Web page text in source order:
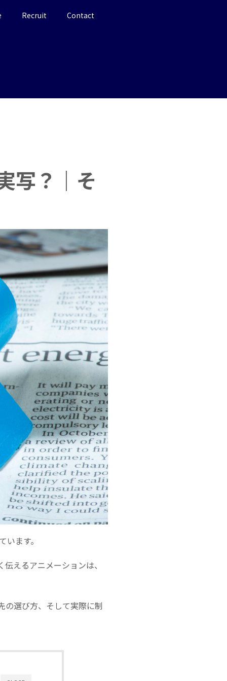
Recruit Contact
写？｜そ
ます。
えるアニメーションは、
の選び方、そして実際に制